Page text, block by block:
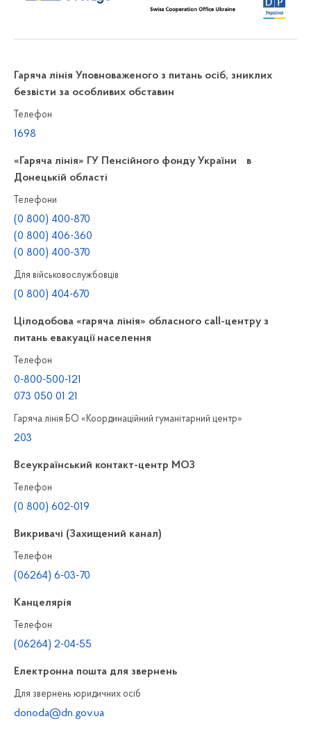
Гаряча лінія Уповноваженого з питань осіб, зниклих
безвісти за особливих обставин
Телефон
1698
«Гаряча лінія» ГУ Пенсійного фонду України в
Донецькій області
Телефони
(0 800) 400-870
(0 800) 406-360
(0 800) 400-370
Для військовослужбовців
(0 800) 404-670
Цілодобова «гаряча лінія» обласного call-центру з
питань евакуації населення
Телефон
0-800-500-121
073 050 01 21
Гаряча лінія БО «Координаційний гуманітарний центр»
203
Всеукраїнський контакт-центр МОЗ
Телефон
(0 800) 602-019
Викривачі (Захищений канал)
Телефон
(06264) 6-03-70
Канцелярiя
Телефон
(06264) 2-04-55
Електронна пошта для звернень
Для звернень юридичних осiб
donoda@dn.gov.ua